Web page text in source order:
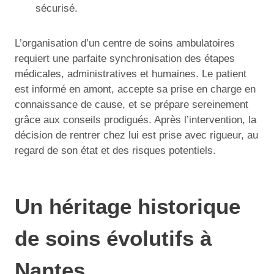
sécurisé.
L’organisation d’un centre de soins ambulatoires
requiert une parfaite synchronisation des étapes
médicales, administratives et humaines. Le patient
est informé en amont, accepte sa prise en charge en
connaissance de cause, et se prépare sereinement
grâce aux conseils prodigués. Après l’intervention, la
décision de rentrer chez lui est prise avec rigueur, au
regard de son état et des risques potentiels.
Un héritage historique
de soins évolutifs à